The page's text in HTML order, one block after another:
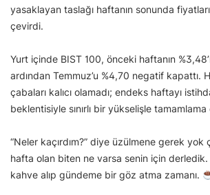
yasaklayan taslağı haftanın sonunda
çevirdi.
Yurt içinde BIST 100, önceki haftanın
ardından Temmuz’u %4,70 negatif kapattı.
çabaları kalıcı olamadı; endeks haftayı
beklentisiyle sınırlı bir yükselişle
“Neler kaçırdım?” diye üzülmene gerek
hafta olan biten ne varsa senin için derledik.
kahve alıp gündeme bir göz atma zamanı.